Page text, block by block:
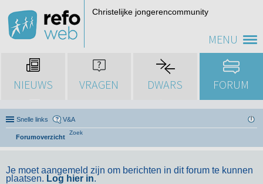
MENU
Christelijke jongerencommunity
NIEUWS VRAGEN DWARS FORUM
Snelle links V&A
Forumoverzicht
Zoek
Je moet aangemeld zijn om berichten in dit forum te kunnen
plaatsen. Log hier in.